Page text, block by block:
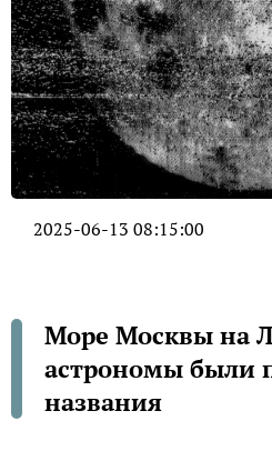
2025-06-13 08:15:00
Море Москвы на
астрономы были
названия